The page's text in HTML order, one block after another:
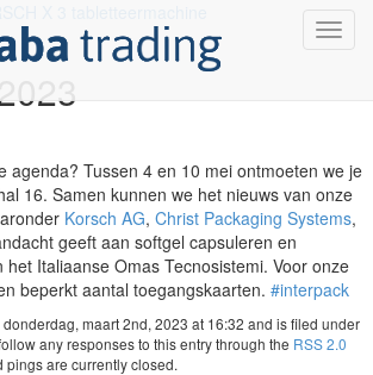
Toggle
X 3 tabletteermachine
agenda? Tussen 4 en 10 mei ontmoeten we je
16. Samen kunnen we het nieuws van onze
Korsch AG, Christ Packaging Systems,
geeft aan softgel capsuleren en
Italiaanse Omas Tecnosistemi. Voor onze
beperkt aantal toegangskaarten. #interpack
maart 2nd, 2023 at 16:32 and is filed under
any responses to this entry through the RSS 2.0
pings are currently closed.